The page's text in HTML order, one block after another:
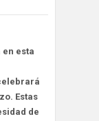
en esta
Estas
de